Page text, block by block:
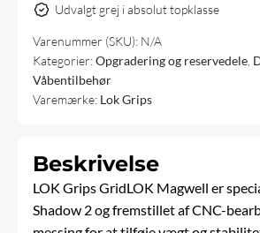
Udvalgt grej i absolut topklasse
Varenummer (SKU): N/A
Kategorier:Opgradering og reservedele
Våbentilbehør
Varemærke: Lok Grips
Beskrivelse
LOK Grips GridLOK Magwell er
Shadow 2 og fremstillet af CNC-